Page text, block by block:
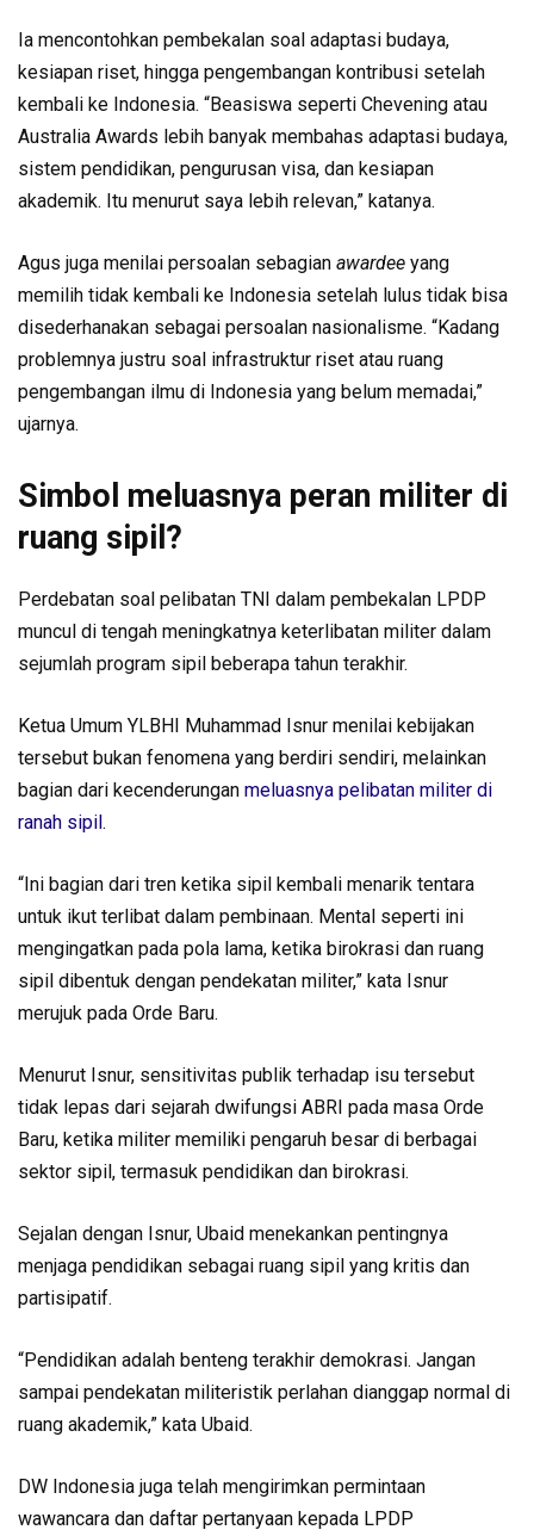
Ia mencontohkan pembekalan soal adaptasi budaya,
kesiapan riset, hingga pengembangan kontribusi setelah
kembali ke Indonesia. “Beasiswa seperti Chevening atau
Australia Awards lebih banyak membahas adaptasi budaya,
sistem pendidikan, pengurusan visa, dan kesiapan
akademik. Itu menurut saya lebih relevan,” katanya.
Agus juga menilai persoalan sebagian awardee yang
memilih tidak kembali ke Indonesia setelah lulus tidak bisa
disederhanakan sebagai persoalan nasionalisme. “Kadang
problemnya justru soal infrastruktur riset atau ruang
pengembangan ilmu di Indonesia yang belum memadai,”
ujarnya.
Simbol meluasnya peran militer di
ruang sipil?
Perdebatan soal pelibatan TNI dalam pembekalan LPDP
muncul di tengah meningkatnya keterlibatan militer dalam
sejumlah program sipil beberapa tahun terakhir.
Ketua Umum YLBHI Muhammad Isnur menilai kebijakan
tersebut bukan fenomena yang berdiri sendiri, melainkan
bagian dari kecenderungan meluasnya pelibatan militer di
ranah sipil .
“Ini bagian dari tren ketika sipil kembali menarik tentara
untuk ikut terlibat dalam pembinaan. Mental seperti ini
mengingatkan pada pola lama, ketika birokrasi dan ruang
sipil dibentuk dengan pendekatan militer,” kata Isnur
merujuk pada Orde Baru.
Menurut Isnur, sensitivitas publik terhadap isu tersebut
tidak lepas dari sejarah dwifungsi ABRI pada masa Orde
Baru, ketika militer memiliki pengaruh besar di berbagai
sektor sipil, termasuk pendidikan dan birokrasi.
Sejalan dengan Isnur, Ubaid menekankan pentingnya
menjaga pendidikan sebagai ruang sipil yang kritis dan
partisipatif.
“Pendidikan adalah benteng terakhir demokrasi. Jangan
sampai pendekatan militeristik perlahan dianggap normal di
ruang akademik,” kata Ubaid.
DW Indonesia juga telah mengirimkan permintaan
wawancara dan daftar pertanyaan kepada LPDP